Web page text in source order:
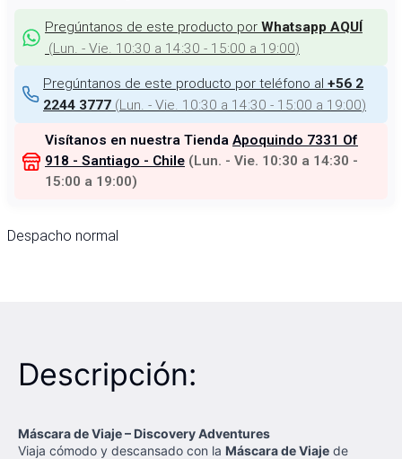
Pregúntanos de este producto por Whatsapp AQUÍ
(Lun. - Vie. 10:30 a 14:30 - 15:00 a 19:00)
Pregúntanos de este producto por teléfono al +56 2
2244 3777 (Lun. - Vie. 10:30 a 14:30 - 15:00 a 19:00)
Visítanos en nuestra Tienda Apoquindo 7331 Of
918 - Santiago - Chile (Lun. - Vie. 10:30 a 14:30 -
15:00 a 19:00)
Despacho normal
Descripción:
Máscara de Viaje – Discovery Adventures
Viaja cómodo y descansado con la Máscara de Viaje de